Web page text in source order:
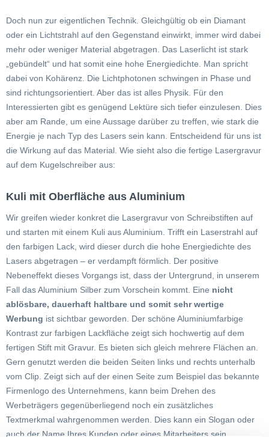
Doch nun zur eigentlichen Technik. Gleichgültig ob ein Diamant
oder ein Lichtstrahl auf den Gegenstand einwirkt, immer wird dabei
mehr oder weniger Material abgetragen. Das Laserlicht ist stark
„gebündelt“ und hat somit eine hohe Energiedichte. Man spricht
dabei von Kohärenz. Die Lichtphotonen schwingen in Phase und
sind richtungsorientiert. Aber das ist alles Physik. Für den
Interessierten gibt es genügend Lektüre sich tiefer einzulesen. Dies
aber am Rande, um eine Aussage darüber zu treffen, wie stark die
Energie je nach Typ des Lasers sein kann. Entscheidend für uns ist
die Wirkung auf das Material. Wie sieht also die fertige Lasergravur
auf dem Kugelschreiber aus:
Kuli mit Oberfläche aus Aluminium
Wir greifen wieder konkret die Lasergravur von Schreibstiften auf
und starten mit einem Kuli aus Aluminium. Trifft ein Laserstrahl auf
den farbigen Lack, wird dieser durch die hohe Energiedichte des
Lasers abgetragen – er verdampft förmlich. Der positive
Nebeneffekt dieses Vorgangs ist, dass der Untergrund, in unserem
Fall das Aluminium Silber zum Vorschein kommt. Eine nicht
ablösbare, dauerhaft haltbare und somit sehr wertige
Werbung ist sichtbar geworden. Der schöne Aluminiumfarbige
Kontrast zur farbigen Lackfläche zeigt sich hochwertig auf dem
fertigen Stift mit Gravur. Es bieten sich gleich mehrere Flächen an.
Gern genutzt werden die beiden Seiten links und rechts unterhalb
vom Clip. Zeigt sich auf der einen Seite zum Beispiel das bekannte
Firmenlogo des Unternehmens, kann beim Drehen des
Werbeträgers gegenüberliegend noch ein zusätzliches
Textmerkmal wahrgenommen werden. Dies kann ein Slogan oder
auch der Name Ihres Kunden oder eines Mitarbeiters sein.